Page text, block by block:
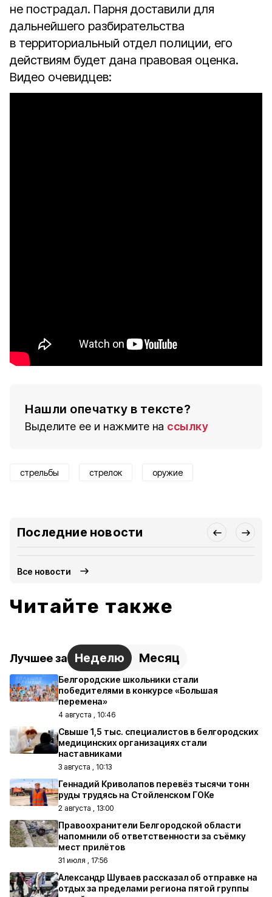
не пострадал. Парня доставили для
дальнейшего разбирательства
в территориальный отдел полиции, его
действиям будет дана правовая оценка.
Видео очевидцев:
Нашли опечатку в тексте?
Выделите ее и нажмите на ссылку
стрельбы стрелок оружие
Последние новости
Все новости
Читайте также
Лучшее за Неделю Месяц
Белгородские школьники стали
победителями в конкурсе «Большая
перемена»
4 августа , 10:46
Свыше 1,5 тыс. специалистов в белгородских
медицинских организациях стали
наставниками
3 августа , 10:13
Геннадий Криволапов перевёз тысячи тонн
руды трудясь на Стойленском ГОКе
2 августа , 13:00
Правоохранители Белгородской области
напомнили об ответственности за съёмку
мест прилётов
31 июля , 17:56
Александр Шуваев рассказал об отправке на
отдых за пределами региона пятой группы